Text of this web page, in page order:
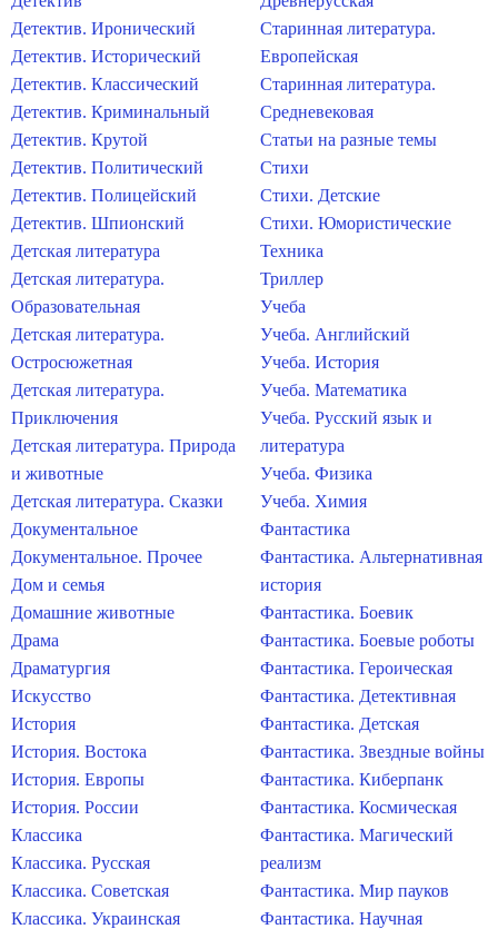
Детектив. Иронический
Детектив. Исторический
Детектив. Классический
Детектив. Криминальный
Детектив. Крутой
Детектив. Политический
Детектив. Полицейский
Детектив. Шпионский
Детская литература
Детская литература.
Образовательная
Детская литература.
Остросюжетная
Детская литература.
Приключения
Детская литература. Природа
и животные
Детская литература. Сказки
Документальное
Документальное. Прочее
Дом и семья
Домашние животные
Драма
Драматургия
Искусство
История
История. Востока
История. Европы
История. России
Классика
Классика. Русская
Классика. Советская
Классика. Украинская
Старинная литература.
Европейская
Старинная литература.
Средневековая
Статьи на разные темы
Стихи
Стихи. Детские
Стихи. Юмористические
Техника
Триллер
Учеба
Учеба. Английский
Учеба. История
Учеба. Математика
Учеба. Русский язык и
литература
Учеба. Физика
Учеба. Химия
Фантастика
Фантастика. Альтернативная
история
Фантастика. Боевик
Фантастика. Боевые роботы
Фантастика. Героическая
Фантастика. Детективная
Фантастика. Детская
Фантастика. Звездные войны
Фантастика. Киберпанк
Фантастика. Космическая
Фантастика. Магический
реализм
Фантастика. Мир пауков
Фантастика. Научная